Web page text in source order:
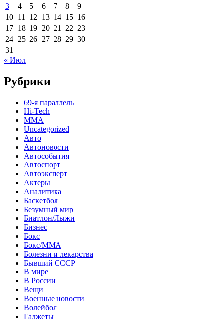
3
4 5 6 7 8
9
10 11 12 13 14 15 16
17 18 19 20 21 22 23
24 25 26 27 28 29 30
31
« Июл
Рубрики
69-я параллель
Hi-Tech
MMA
Uncategorized
Авто
Автоновости
Автособытия
Автоспорт
Автоэксперт
Актеры
Аналитика
Баскетбол
Безумный мир
Биатлон/Лыжи
Бизнес
Бокс
Бокс/MMA
Болезни и лекарства
Бывший СССР
В мире
В России
Вещи
Военные новости
Волейбол
Гаджеты